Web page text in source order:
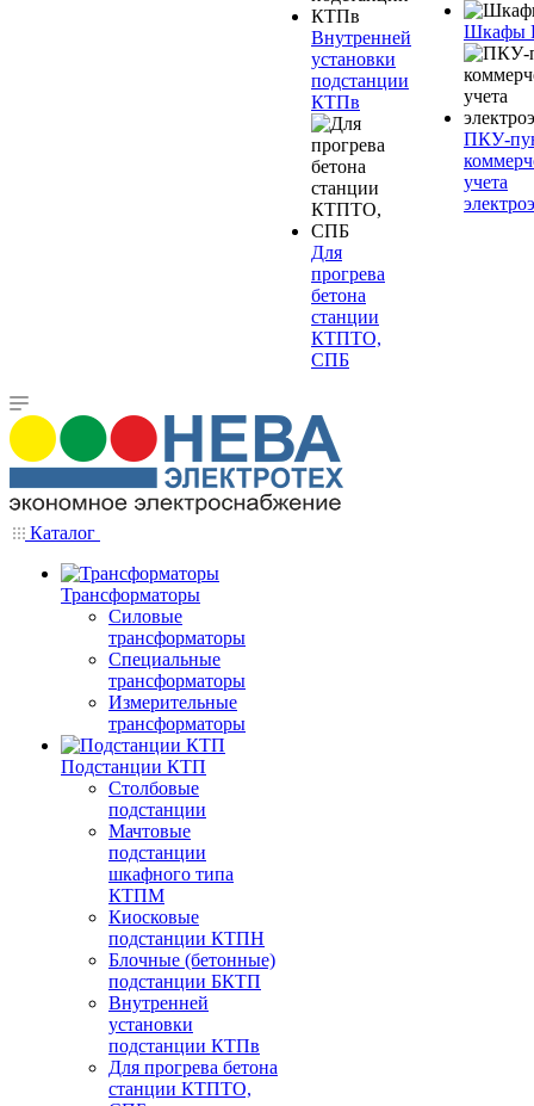
Внутренней
установки
подстанции
КТПв
Для
прогрева
бетона
станции
КТПТО,
СПБ
Шкафы
ПКУ-
учета
Каталог
Трансформаторы
Силовые
трансформаторы
Специальные
трансформаторы
Измерительные
трансформаторы
Подстанции КТП
Столбовые
подстанции
Мачтовые
подстанции
шкафного типа
КТПМ
Киосковые
подстанции КТПН
Блочные (бетонные)
подстанции БКТП
Внутренней
установки
подстанции КТПв
Для прогрева бетона
станции КТПТО,